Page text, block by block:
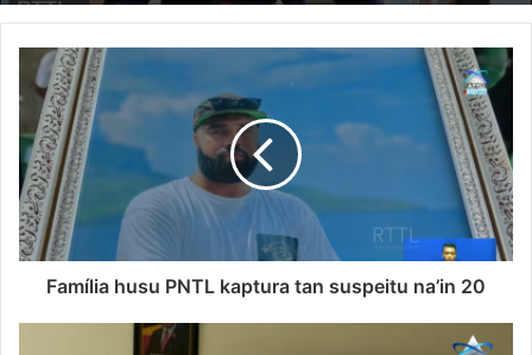
Família husu PNTL kaptura tan suspeitu na’in 20